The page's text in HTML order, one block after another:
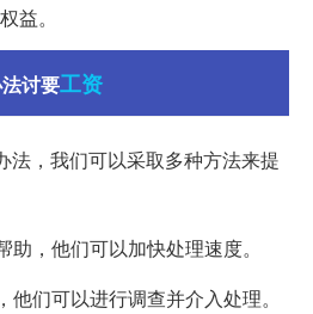
权益。
讨要工资
法，我们可以采取多种方法来提
，他们可以加快处理速度。
们可以进行调查并介入处理。